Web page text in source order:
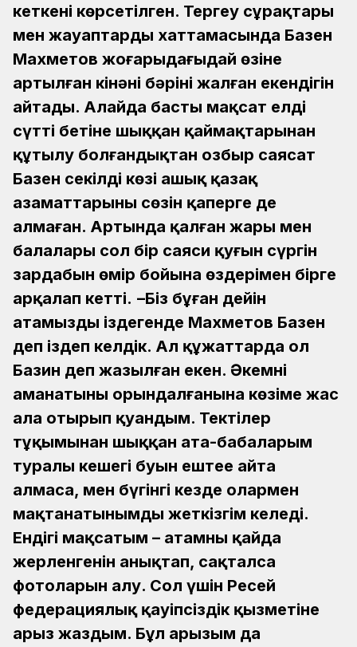
кеткені көрсетілген. Тергеу сұрақтары
мен жауаптардың хаттамасында Базен
Махметов жоғарыдағыдай өзіне
артылған кінәнің бәрінің жалған екендігін
айтады. Алайда басты мақсат елдің
сүттің бетіне шыққан қаймақтарынан
құтылу болғандықтан озбыр саясат
Базен секілді көзі ашық қазақ
азаматтарының сөзін қаперге де
алмаған. Артында қалған жары мен
балалары сол бір саяси қуғын сүргін
зардабын өмір бойына өздерімен бірге
арқалап кетті. –Біз бұған дейін
атамызды іздегенде Махметов Базен
деп іздеп келдік. Ал құжаттарда ол
Базин деп жазылған екен. Әкемнің
аманатының орындалғанына көзіме жас
ала отырып қуандым. Тектілер
тұқымынан шыққан ата-бабаларым
туралы кешегі буын ештеңе айта
алмаса, мен бүгінгі кезде олармен
мақтанатынымды жеткізгім келеді.
Ендігі мақсатым – атамның қайда
жерленгенін анықтап, сақталса
фотоларын алу. Сол үшін Ресей
федерациялық қауіпсіздік қызметіне
арыз жаздым. Бұл арызым да